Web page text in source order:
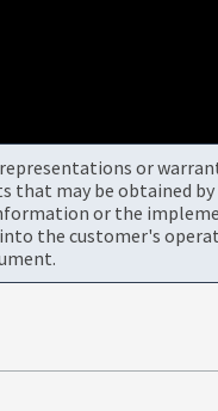
or
that may be obtained
or the
the customer's